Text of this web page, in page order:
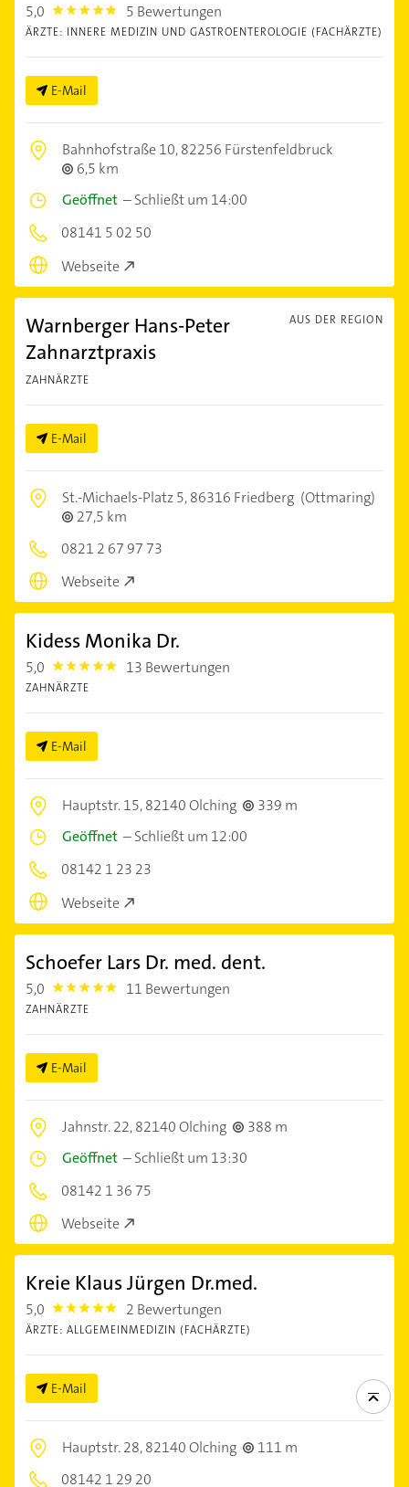
5,0 5.0 5 Bewertungen
ÄRZTE: INNERE MEDIZIN UND GASTROENTEROLOGIE (FACHÄRZTE)
E-Mail
Bahnhofstraße 10,82256 Fürstenfeldbruck
6,5 km
Geöffnet –Schließt um 14:00
08141 5 02 50
Webseite
AUS DER REGION
Warnberger Hans-Peter
Zahnarztpraxis
ZAHNÄRZTE
E-Mail
St.-Michaels-Platz 5,86316 Friedberg (Ottmaring)
27,5 km
0821 2 67 97 73
Webseite
Kidess Monika Dr.
5,0 5.0 13 Bewertungen
ZAHNÄRZTE
E-Mail
Hauptstr. 15,82140 Olching
339 m
Geöffnet –Schließt um 12:00
08142 1 23 23
Webseite
Schoefer Lars Dr. med. dent.
5,0 5.0 11 Bewertungen
ZAHNÄRZTE
E-Mail
Jahnstr. 22,82140 Olching
388 m
Geöffnet –Schließt um 13:30
08142 1 36 75
Webseite
Kreie Klaus Jürgen Dr.med.
5,0 5.0 2 Bewertungen
ÄRZTE: ALLGEMEINMEDIZIN (FACHÄRZTE)
E-Mail
Hauptstr. 28,82140 Olching
111 m
08142 1 29 20